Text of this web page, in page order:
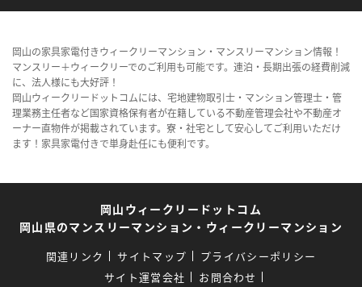
岡山の家具家電付きウィークリーマンション・マンスリーマンション情報！
マンスリー＋ウィークリーでのご利用も可能です。連泊・長期出張の経費削減
に、法人様にも大好評！
岡山ウィークリードットコムには、宅地建物取引士・マンション管理士・管
理業務主任者など国家資格保有者が在籍している不動産管理会社や不動産オ
ーナー直物件が掲載されています。寮・社宅として安心してご利用いただけ
ます！家具家電付きで単身赴任にも便利です。
岡山ウィークリードットコム
岡山県のマンスリーマンション・ウィークリーマンション
関連リンク サイトマップ
プライバシーポリシー
サイト運営会社
お問合わせ